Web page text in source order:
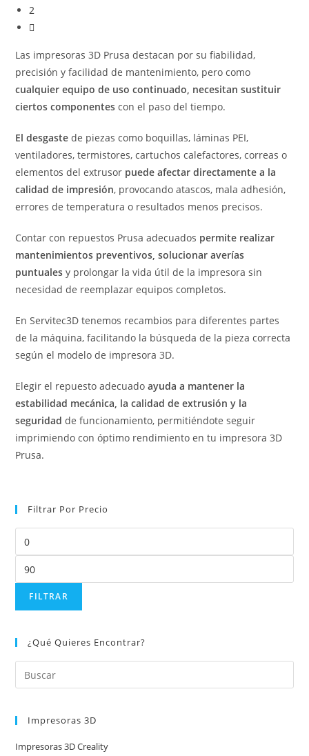
2
Las impresoras 3D Prusa destacan por su fiabilidad,
precisión y facilidad de mantenimiento, pero como
cualquier equipo de uso continuado, necesitan sustituir
ciertos componentes con el paso del tiempo.
El desgaste de piezas como boquillas, láminas PEI,
ventiladores, termistores, cartuchos calefactores, correas o
elementos del extrusor puede afectar directamente a la
calidad de impresión, provocando atascos, mala adhesión,
errores de temperatura o resultados menos precisos.
Contar con repuestos Prusa adecuados permite realizar
mantenimientos preventivos, solucionar averías
puntuales y prolongar la vida útil de la impresora sin
necesidad de reemplazar equipos completos.
En Servitec3D tenemos recambios para diferentes partes
de la máquina, facilitando la búsqueda de la pieza correcta
según el modelo de impresora 3D.
Elegir el repuesto adecuadoayuda a mantener la
estabilidad mecánica, la calidad de extrusión y la
seguridad de funcionamiento, permitiéndote seguir
imprimiendo con óptimo rendimiento en tu impresora 3D
Prusa.
Filtrar Por Precio
FILTRAR
¿Qué Quieres Encontrar?
Impresoras 3D
Impresoras 3D Creality